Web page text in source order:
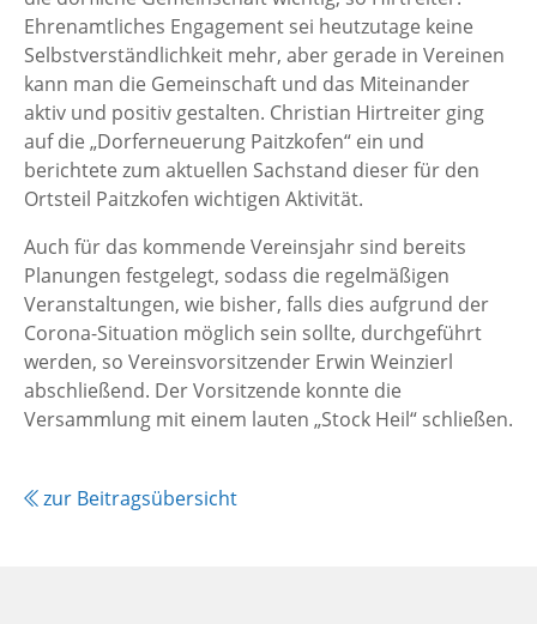
Ehrenamtliches Engagement sei heutzutage keine
Selbstverständlichkeit mehr, aber gerade in Vereinen
kann man die Gemeinschaft und das Miteinander
aktiv und positiv gestalten. Christian Hirtreiter ging
auf die „Dorferneuerung Paitzkofen“ ein und
berichtete zum aktuellen Sachstand dieser für den
Ortsteil Paitzkofen wichtigen Aktivität.
Auch für das kommende Vereinsjahr sind bereits
Planungen festgelegt, sodass die regelmäßigen
Veranstaltungen, wie bisher, falls dies aufgrund der
Corona-Situation möglich sein sollte, durchgeführt
werden, so Vereinsvorsitzender Erwin Weinzierl
abschließend. Der Vorsitzende konnte die
Versammlung mit einem lauten „Stock Heil“ schließen.
zur Beitragsübersicht